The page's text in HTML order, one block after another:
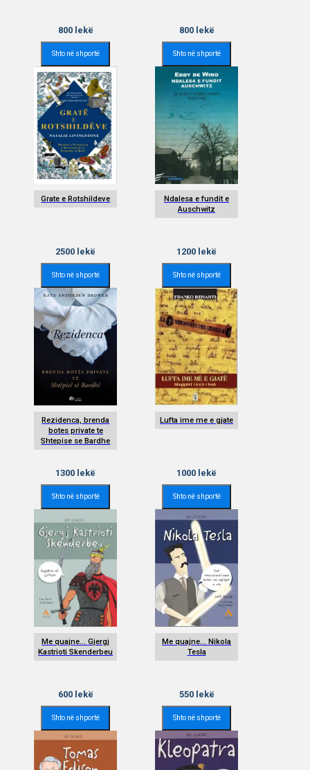
800lekë
Shto në shportë
800lekë
Shto në shportë
Grate e Rotshildeve
2500 lekë
Shto në shportë
Ndalesa e fundit e
Auschwitz
1200 lekë
Shto në shportë
Rezidenca, brenda
botes private te
Shtepise se Bardhe
1300 lekë
Shto në shportë
Lufta ime me e gjate
1000 lekë
Shto në shportë
Me quajne... Gjergj
Kastrioti Skenderbeu
600lekë
Shto në shportë
Me quajne... Nikola
Tesla
550lekë
Shto në shportë